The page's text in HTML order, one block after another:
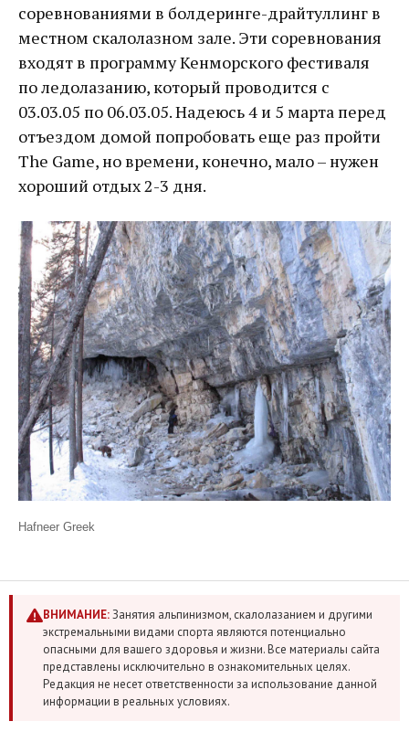
соревнованиями в болдеринге-драйтуллинг в
местном скалолазном зале. Эти соревнования
входят в программу Кенморского фестиваля
по ледолазанию, который проводится с
03.03.05 по 06.03.05. Надеюсь 4 и 5 марта перед
отъездом домой попробовать еще раз пройти
The Game, но времени, конечно, мало – нужен
хороший отдых 2-3 дня.
Hafneer Greek
ВНИМАНИЕ:Занятия альпинизмом, скалолазанием и другими
экстремальными видами спорта являются потенциально
опасными для вашего здоровья и жизни. Все материалы сайта
представлены исключительно в ознакомительных целях.
Редакция не несет ответственности за использование данной
информации в реальных условиях.